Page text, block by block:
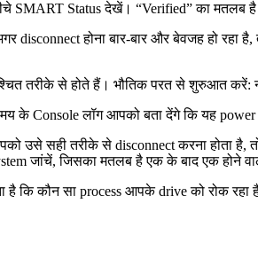
Status देखें। “Verified” का मतलब
होना बार-बार और बेवजह हो रहा
तरीके से होते हैं। भौतिक परत से शुरुआत
Console लॉग आपको बता देंगे कि यह
उसे सही तरीके से disconnect करना होता है,
जांचें, जिसका मतलब है एक के बाद एक
है कि कौन सा process आपके drive को रोक